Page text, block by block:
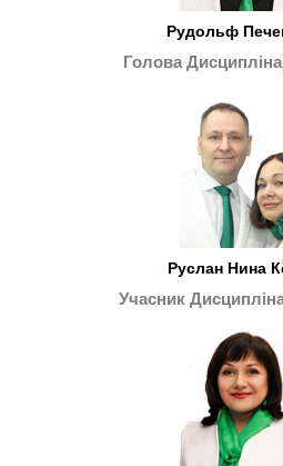
Рудольф
Голова
Руслан Нина
Учасник